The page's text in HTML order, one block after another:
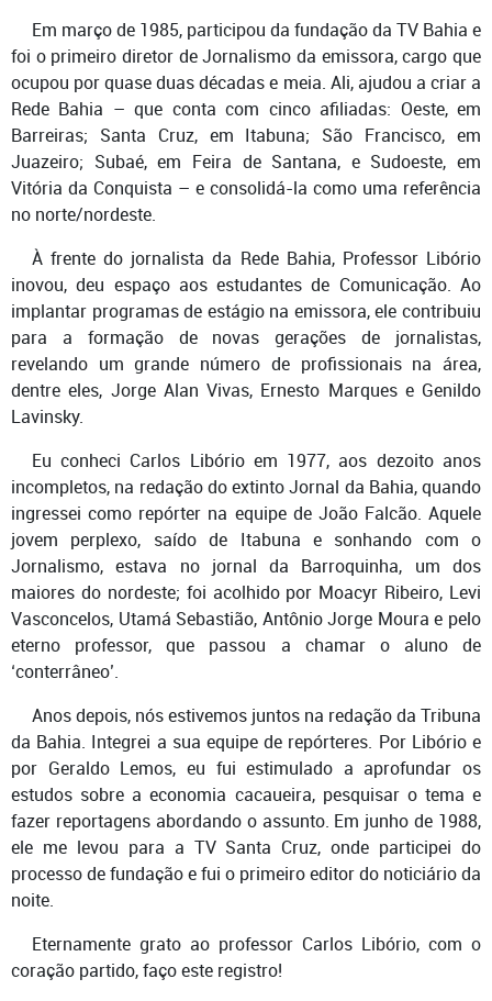
Em março de 1985, participou da fundação da TV Bahia e
foi o primeiro diretor de Jornalismo da emissora, cargo que
ocupou por quase duas décadas e meia. Ali, ajudou a criar a
Rede Bahia – que conta com cinco afiliadas: Oeste, em
Barreiras; Santa Cruz, em Itabuna; São Francisco, em
Juazeiro; Subaé, em Feira de Santana, e Sudoeste, em
Vitória da Conquista – e consolidá-la como uma referência
no norte/nordeste.
À frente do jornalista da Rede Bahia, Professor Libório
inovou, deu espaço aos estudantes de Comunicação. Ao
implantar programas de estágio na emissora, ele contribuiu
para a formação de novas gerações de jornalistas,
revelando um grande número de profissionais na área,
dentre eles, Jorge Alan Vivas, Ernesto Marques e Genildo
Lavinsky.
Eu conheci Carlos Libório em 1977, aos dezoito anos
incompletos, na redação do extinto Jornal da Bahia, quando
ingressei como repórter na equipe de João Falcão. Aquele
jovem perplexo, saído de Itabuna e sonhando com o
Jornalismo, estava no jornal da Barroquinha, um dos
maiores do nordeste; foi acolhido por Moacyr Ribeiro, Levi
Vasconcelos, Utamá Sebastião, Antônio Jorge Moura e pelo
eterno professor, que passou a chamar o aluno de
‘conterrâneo’.
Anos depois, nós estivemos juntos na redação da Tribuna
da Bahia. Integrei a sua equipe de repórteres. Por Libório e
por Geraldo Lemos, eu fui estimulado a aprofundar os
estudos sobre a economia cacaueira, pesquisar o tema e
fazer reportagens abordando o assunto. Em junho de 1988,
ele me levou para a TV Santa Cruz, onde participei do
processo de fundação e fui o primeiro editor do noticiário da
noite.
Eternamente grato ao professor Carlos Libório, com o
coração partido, faço este registro!